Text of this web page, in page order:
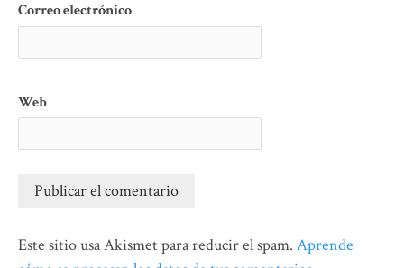
Correo electrónico
Web
Este sitio usa Akismet para reducir el spam. Aprende